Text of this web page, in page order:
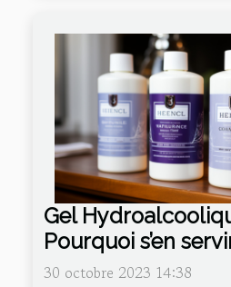
Gel
Pourquoi s’en
30 octobre 2023 14:38